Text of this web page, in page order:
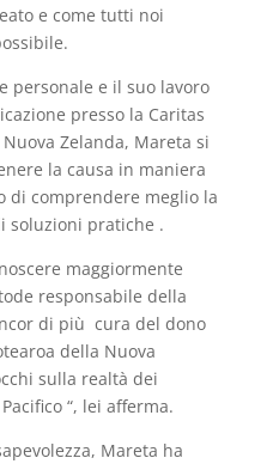
e come tutti noi
personale e il suo lavoro
presso la Caritas
Zelanda, Mareta si
la causa in maniera
di comprendere meglio la
soluzioni pratiche .
maggiormente
responsabile della
di più cura del dono
della Nuova
sulla realtà dei
“, lei afferma.
Mareta ha